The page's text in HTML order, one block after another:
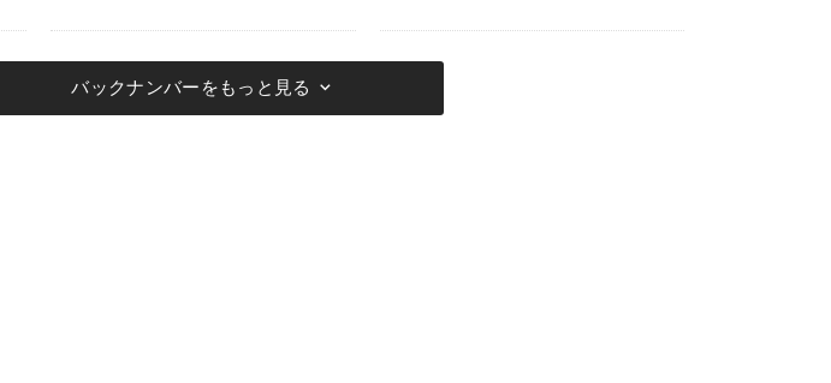
バックナンバーをもっと見る keyboard_arrow_down